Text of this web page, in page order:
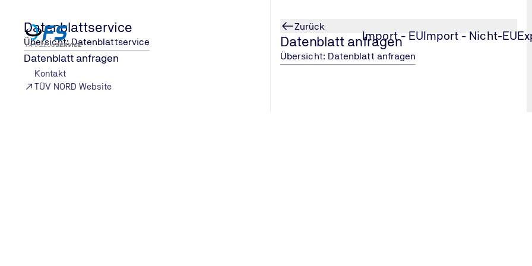
Import - EUImport - Nicht-EU
Datenblattservice
Übersicht: Datenblattservice
Datenblatt anfragen
Kontakt
TÜV NORD Website
Zurück
Datenblatt anfragen
Übersicht: Datenblatt anfragen